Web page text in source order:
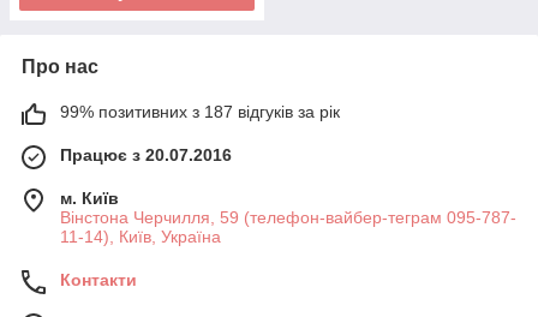
Про нас
99% позитивних з 187 відгуків за рік
Працює з 20.07.2016
м. Київ
Вінстона Черчилля, 59 (телефон-вайбер-теграм 095-787-
11-14), Київ, Україна
Контакти